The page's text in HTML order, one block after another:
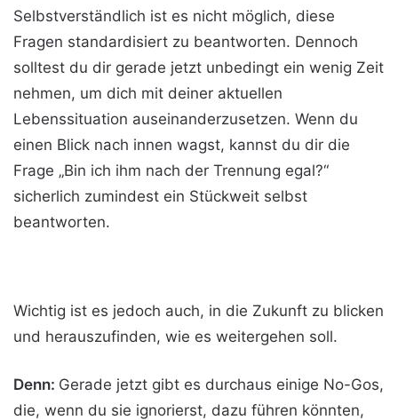
Selbstverständlich ist es nicht möglich, diese
Fragen standardisiert zu beantworten. Dennoch
solltest du dir gerade jetzt unbedingt ein wenig Zeit
nehmen, um dich mit deiner aktuellen
Lebenssituation auseinanderzusetzen. Wenn du
einen Blick nach innen wagst, kannst du dir die
Frage „Bin ich ihm nach der Trennung egal?“
sicherlich zumindest ein Stückweit selbst
beantworten.
Wichtig ist es jedoch auch, in die Zukunft zu blicken
und herauszufinden, wie es weitergehen soll.
Denn: Gerade jetzt gibt es durchaus einige No-Gos,
die, wenn du sie ignorierst, dazu führen könnten,